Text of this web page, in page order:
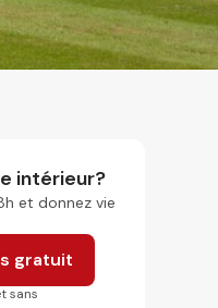
intérieur?
et donnez vie
gratuit
sans